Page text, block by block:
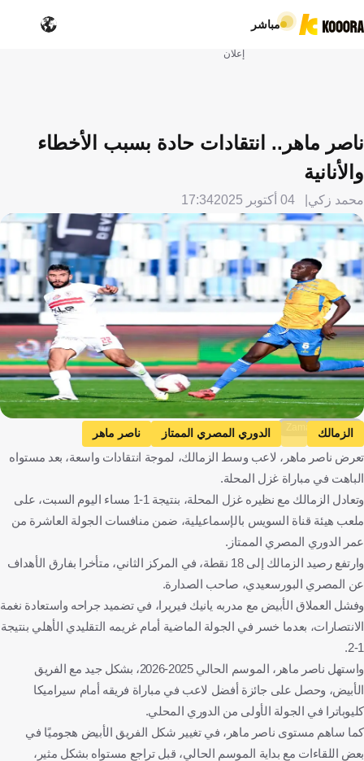
مباشر
إعلان
ناصر ماهر.. انتقادات حادة بسبب الأخطاء
والأنانية
محمد زكي 04 أكتوبر 2025 17:34
Zamalek media
الزمالك الدوري المصري الممتاز
ناصر ماهر
الزمالك ضد غزل المحلة
غزل المحلة مصر كرة قدم
تعرض ناصر ماهر، لاعب وسط الزمالك، لموجة انتقادات واسعة، بعد مستواه
الباهت في مباراة غزل المحلة.
وتعادل الزمالك مع نظيره غزل المحلة، بنتيجة 1-1 مساء اليوم السبت، على
ملعب هيئة قناة السويس بالإسماعيلية، ضمن منافسات الجولة العاشرة من
عمر الدوري المصري الممتاز.
وارتفع رصيد الزمالك إلى 18 نقطة، في المركز الثاني، متأخرا بفارق الأهداف
عن المصري البورسعيدي، صاحب الصدارة.
وفشل العملاق الأبيض مع مدربه يانيك فيريرا، في تضميد جراحه واستعادة نغمة
الانتصارات، بعدما خسر في الجولة الماضية أمام غريمه التقليدي الأهلي بنتيجة
1-2.
واستهل ناصر ماهر، الموسم الحالي 2025-2026، بشكل جيد مع الفريق
الأبيض، وحصل على جائزة أفضل لاعب في مباراة فريقه أمام سيراميكا
كليوباترا في الجولة الأولى من الدوري المحلي.
كما ساهم مستوى ناصر ماهر، في تغيير شكل الفريق الأبيض هجوميًا في
بعض اللقاءات مع بداية الموسم الحالي، قبل تراجع مستواه بشكل مثير،